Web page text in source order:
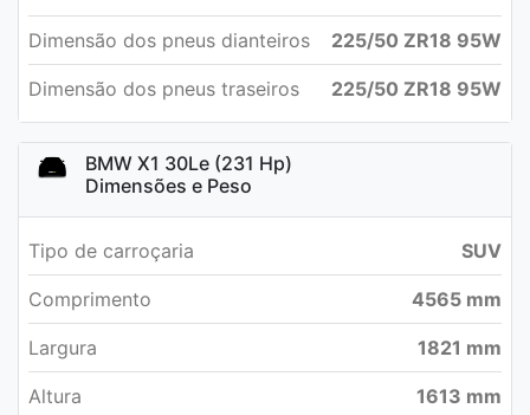
Dimensão dos pneus dianteiros 225/50 ZR18 95W
Dimensão dos pneus traseiros 225/50 ZR18 95W
BMW X1 30Le (231 Hp)
Dimensões e Peso
Tipo de carroçaria SUV
Comprimento 4565 mm
Largura 1821 mm
Altura 1613 mm